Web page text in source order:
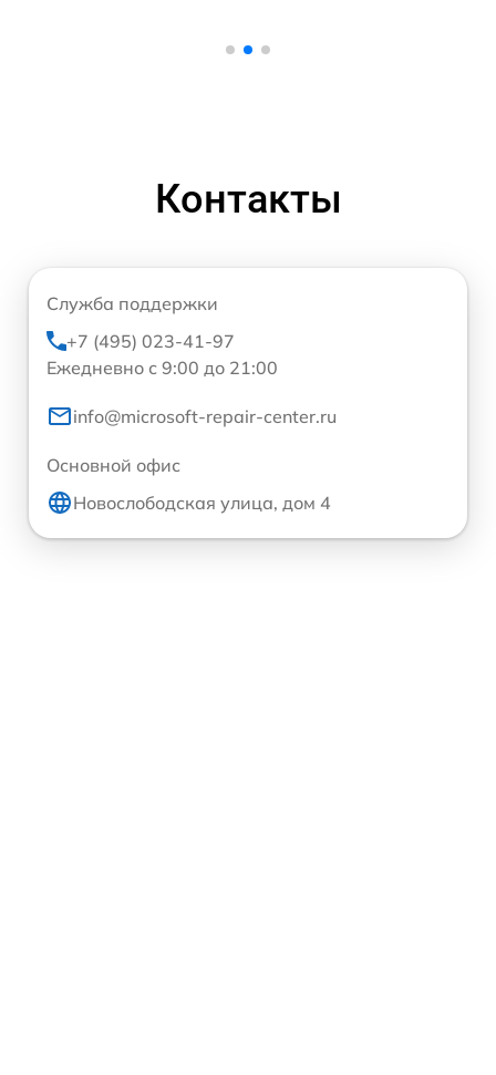
Контакты
Служба поддержки
+7 (495) 023-41-97
Ежедневно с 9:00 до 21:00
info@microsoft-repair-center.ru
Основной офис
Новослободская улица, дом 4